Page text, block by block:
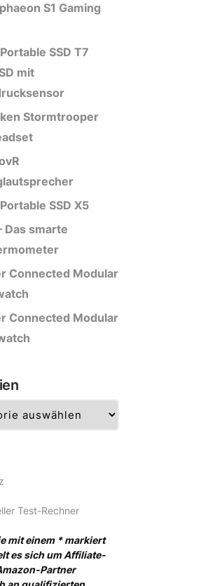
S1 Gaming
SSD T7
mit
Stormtrooper
SSD X5
Das smarte
Connected Modular
Connected Modular
Test-Rechner
mit einem * markiert
es sich um Affiliate-
Partner